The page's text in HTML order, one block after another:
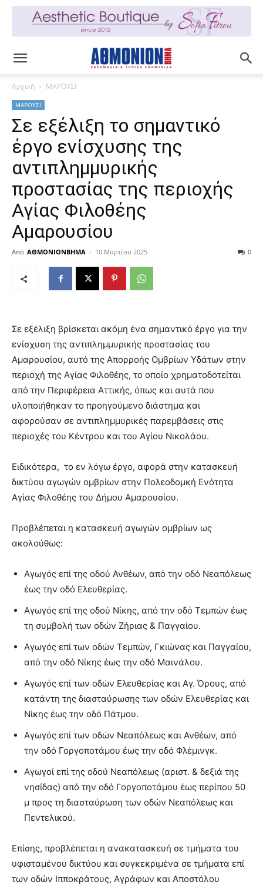
Αρχική ΜΑΡΟΥΣΙ
ΜΑΡΟΥΣΙ
Σε εξέλιξη το σημαντικό
έργο ενίσχυσης της
αντιπλημμυρικής
προστασίας της περιοχής
Αγίας Φιλοθέης
Αμαρουσίου
Από ΑΘΜΟΝΙΟΝΒΗΜΑ - 10 Μαρτίου 2025 0
Σε εξέλιξη βρίσκεται ακόμη ένα σημαντικό έργο για την
ενίσχυση της αντιπλημμυρικής προστασίας του
Αμαρουσίου, αυτό της Απορροής Ομβρίων Υδάτων στην
περιοχή της Αγίας Φιλοθέης, το οποίο χρηματοδοτείται
από την Περιφέρεια Αττικής, όπως και αυτά που
υλοποιήθηκαν το προηγούμενο διάστημα και
αφορούσαν σε αντιπλημμυρικές παρεμβάσεις στις
περιοχές του Κέντρου και του Αγίου Νικολάου.
Ειδικότερα, το εν λόγω έργο, αφορά στην κατασκευή
δικτύου αγωγών ομβρίων στην Πολεοδομκή Ενότητα
Αγίας Φιλοθέης του Δήμου Αμαρουσίου.
Προβλέπεται η κατασκευή αγωγών ομβρίων ως
ακολούθως:
Αγωγός επί της οδού Ανθέων, από την οδό Νεαπόλεως
έως την οδό Ελευθερίας.
Αγωγός επί της οδού Νίκης, από την οδό Τεμπών έως
τη συμβολή των οδών Ζήριας & Παγγαίου.
Αγωγός επί των οδών Τεμπών, Γκιώνας και Παγγαίου,
από την οδό Νίκης έως την οδό Μαινάλου.
Αγωγός επί των οδών Ελευθερίας και Αγ. Όρους, από
κατάντη της διασταύρωσης των οδών Ελευθερίας και
Νίκης έως την οδό Πάτμου.
Αγωγός επί των οδών Νεαπόλεως και Ανθέων, από
την οδό Γοργοποτάμου έως την οδό Φλέμινγκ.
Αγωγοί επί της οδού Νεαπόλεως (αριστ. & δεξιά της
νησίδας) από την οδό Γοργοποτάμου έως περίπου 50
μ προς τη διασταύρωση των οδών Νεαπόλεως και
Πεντελικού.
Επίσης, προβλέπεται η ανακατασκευή σε τμήματα του
υφισταμένου δικτύου και συγκεκριμένα σε τμήματα επί
των οδών Ιπποκράτους, Αγράφων και Αποστόλου